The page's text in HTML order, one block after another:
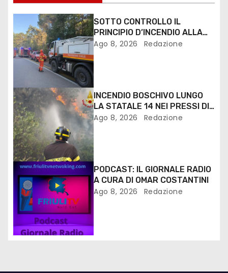
SOTTO CONTROLLO IL
PRINCIPIO D’INCENDIO ALLA
PINETA DI LIGNANO
Ago 8, 2026 Redazione
INCENDIO BOSCHIVO LUNGO
LA STATALE 14 NEI PRESSI DI
MONFALCONE
Ago 8, 2026 Redazione
PODCAST: IL GIORNALE RADIO
A CURA DI OMAR COSTANTINI
Ago 8, 2026 Redazione